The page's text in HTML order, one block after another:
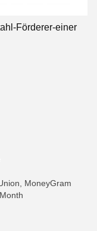
Förderer-einer
MoneyGram